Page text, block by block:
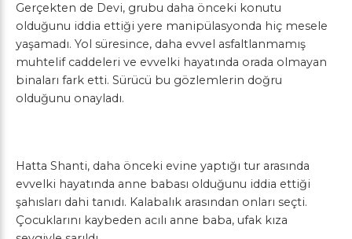
Gerçekten de Devi, grubu daha önceki konutu
olduğunu iddia ettiği yere manipülasyonda hiç mesele
yaşamadı. Yol süresince, daha evvel asfaltlanmamış
muhtelif caddeleri ve evvelki hayatında orada olmayan
binaları fark etti. Sürücü bu gözlemlerin doğru
olduğunu onayladı.
Hatta Shanti, daha önceki evine yaptığı tur arasında
evvelki hayatında anne babası olduğunu iddia ettiği
şahısları dahi tanıdı. Kalabalık arasından onları seçti.
Çocuklarını kaybeden acılı anne baba, ufak kıza